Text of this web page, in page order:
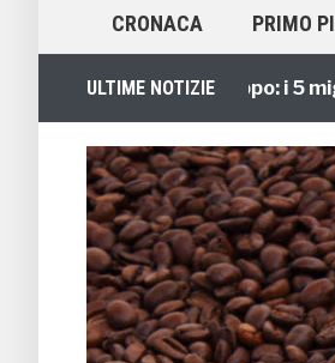
CRONACA PRIMO
ULTIME NOTIZIE
Viaggi di Gruppo: i 5